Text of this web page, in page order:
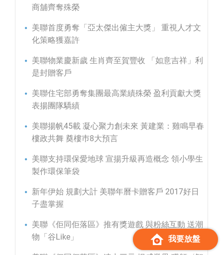
商舖齊奪殊榮
美聯首度勇奪「亞太傑出僱主大獎」 重視人才文
化策略獲嘉許
美聯物業慶新歲 生肖齊至賀豐收 「如意吉祥」利
是封贈客戶
美聯住宅部勇奪集團最高業績殊榮 盈利貢獻大獎
表揚團隊驕績
美聯揚帆45載 凝心聚力創未來 黃建業：雞鳴早春
樓政共舞 奠樓巿8大預言
美聯支持環保愛地球 宣揚升級再造概念 領小學生
製作環保筆袋
新年伊始 規劃大計 美聯年曆卡贈客戶 2017好日
子盡掌握
美聯《佢同佢落區》推有獎遊戲 與粉絲互動 送潮
物「谷Like」
我要放盤